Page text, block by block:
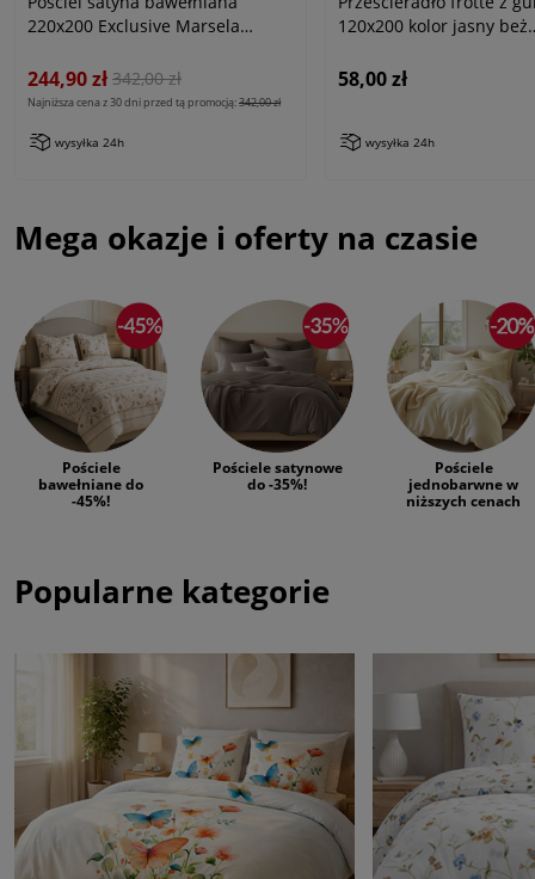
220x200 Exclusive Marsela
244,90 zł 342,00 zł
Najniższa cena z 30 dni przed tą promocją:342,00 zł
wysyłka 24h
120x200 kolor jasny beż
58,00 zł
wysyłka 24h
Mega okazje i oferty na czasie
Pościele
bawełniane do
-45%!
Pościele satynowe
do -35%!
Pościele
jednobarwne w
niższych cenach
Popularne kategorie